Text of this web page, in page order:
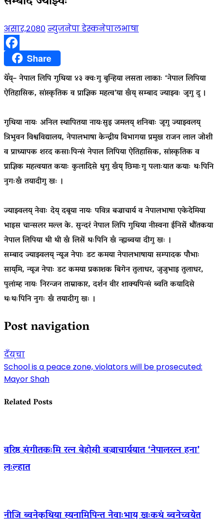
असार,२०८० न्युजनेपा डेस्कनेपालभाषा
FacebookShare
येँय्– नेपाल लिपि गुथिया ४३ क्वःगु बुन्हिया लसता लाकाः ‘नेपाल लिपिया
ऐतिहासिक, सांस्कृतिक व प्राज्ञिक महत्व’या खँय् सम्बाद ज्याझ्वः जूगु दु ।
गुथिया नायः अनिल स्थापितया नायःसुइ जमलय् शनिबाः जूगु ज्याझ्वलय्
त्रिभुवन विश्वविद्यालय, नेपालभाषा केन्द्रीय विभागया प्रमुख राजन लाल जोशी
व प्राध्यापक शरद कसाःपिन्सं नेपाल लिपिया ऐतिहासिक, सांस्कृतिक व
प्राज्ञिक महत्वयात कयाः कुलादिसे थुगु खँय् छिमाःगु पलाःयात कयाः थःपिनि
नुगःखँ तयादीगु खः ।
ज्याझ्वलय् नेवाः देय् दबूया नायः पवित्र बज्राचार्य व नेपालभाषा एकेदेमिया
भाइस चान्सलर मल्ल के. सुन्दरं नेपाल लिपि गुथिया नीस्वना ईनिसें थौंतकया
नेपाल लिपिया थी थी खँ लिसें थःपिनि खँ न्ह्यब्वया दीगु खः ।
सम्बाद ज्याझ्वलय् न्यूज नेपाः डट कमया नेपालभाषाया सम्पादक पौभाः
साय्‌मि, न्यूज नेपाः डट कमया प्रकाशक बिगेन तुलाधर, जुजुभाइ तुलाधर,
पुलांम्ह नायः निरन्जन ताम्राकार, दर्शन वीर शाक्यपिन्सं ब्वति कयादिसे
थःथःपिनि नुगः खँ तयादीगु खः ।
Post navigation
दँय्‌चा
School is a peace zone, violators will be prosecuted:
Mayor Shah
Related Posts
वरिष्ठ संगीतकःमि रत्न बेहोसी बज्राचार्ययात ‘नेपालरत्न हना’
लःल्हात